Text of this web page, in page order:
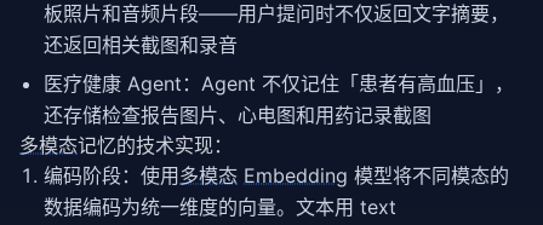
板照片和音频片段——用户提问时不仅返回文字摘要，
还返回相关截图和录音
医疗健康 Agent：Agent 不仅记住「患者有高血压」，
还存储检查报告图片、心电图和用药记录截图
多模态记忆的技术实现：
编码阶段：使用 多模态 Embedding 模型将不同模态的
数据编码为统一维度的向量。文本用 text